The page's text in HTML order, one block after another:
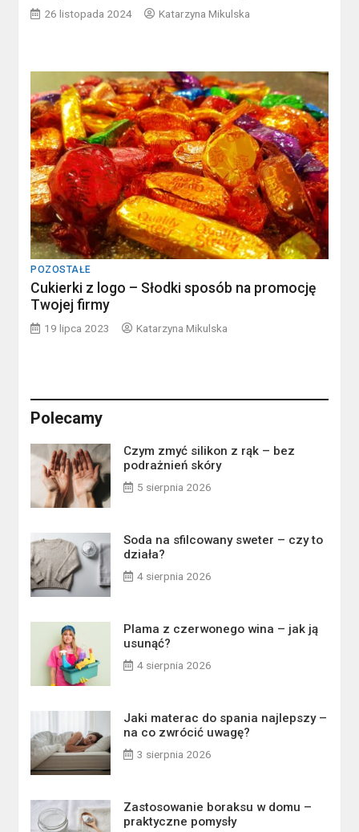
26 listopada 2024 Katarzyna Mikulska
POZOSTAŁE
Cukierki z logo – Słodki sposób na promocję
Twojej firmy
19 lipca 2023 Katarzyna Mikulska
Polecamy
Czym zmyć silikon z rąk – bez
podrażnień skóry
5 sierpnia 2026
Soda na sfilcowany sweter – czy to
działa?
4 sierpnia 2026
Plama z czerwonego wina – jak ją
usunąć?
4 sierpnia 2026
Jaki materac do spania najlepszy –
na co zwrócić uwagę?
3 sierpnia 2026
Zastosowanie boraksu w domu –
praktyczne pomysły